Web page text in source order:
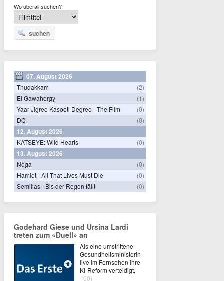
Wo überall suchen?
suchen
07. August 2026
Thudakkam
(2)
El Gawahergy
(1)
Yaar Jigree Kasooti Degree - The Film
(0)
DC
(0)
12. August 2026
KATSEYE: Wild Hearts (0)
13. August 2026
Noga
(0)
Hamlet - All That Lives Must Die
(0)
Semillas - Bis der Regen fällt
(0)
Godehard Giese und Ursina Lardi
treten zum «Duell» an
Als eine umstrittene
Gesundheitsministerin
live im Fernsehen ihre
KI-Reform verteidigt,
(00)